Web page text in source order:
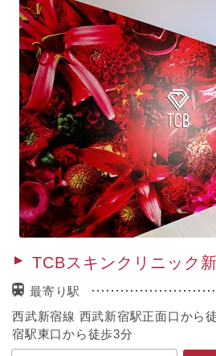
TCBスキンクリニック
最寄り駅
西武新宿線 西武新宿駅正面口か
宿駅東口から徒歩3分